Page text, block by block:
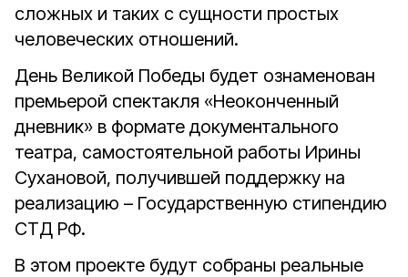
сложных и таких с сущности простых
человеческих отношений.
День Великой Победы будет ознаменован
премьерой спектакля «Неоконченный
дневник» в формате документального
театра, самостоятельной работы Ирины
Сухановой, получившей поддержку на
реализацию – Государственную стипендию
СТД РФ.
В этом проекте будут собраны реальные